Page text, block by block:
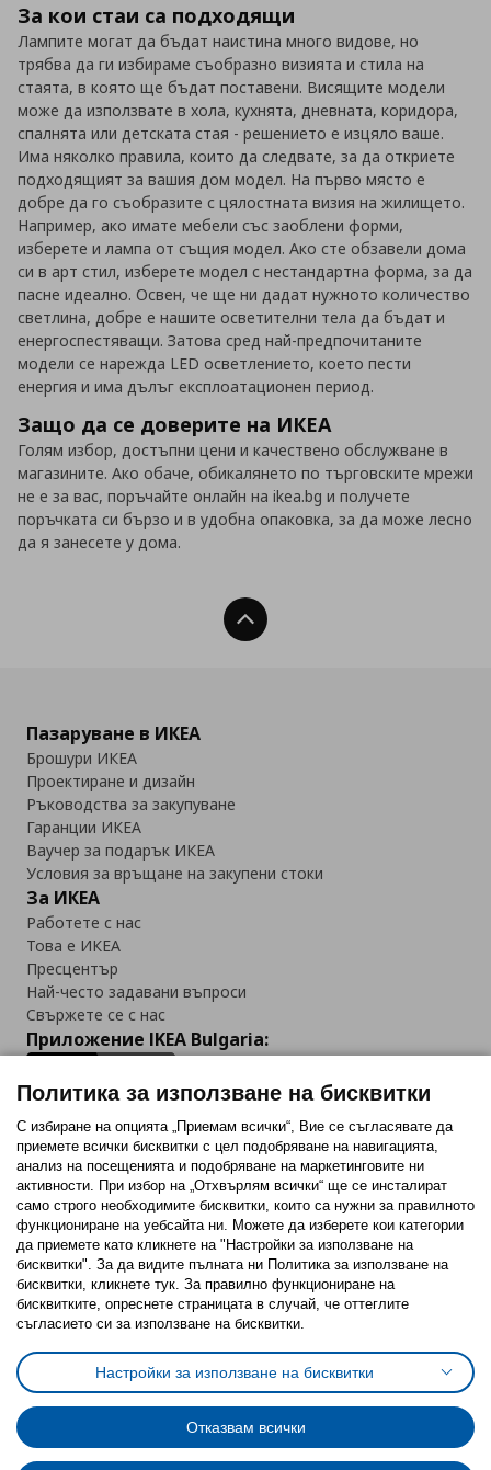
За кои стаи са подходящи
Лампите могат да бъдат наистина много видове, но
трябва да ги избираме съобразно визията и стила на
стаята, в която ще бъдат поставени. Висящите модели
може да използвате в хола, кухнята, дневната, коридора,
спалнята или детската стая - решението е изцяло ваше.
Има няколко правила, които да следвате, за да откриете
подходящият за вашия дом модел. На първо място е
добре да го съобразите с цялостната визия на жилището.
Например, ако имате мебели със заоблени форми,
изберете и лампа от същия модел. Ако сте обзавели дома
си в арт стил, изберете модел с нестандартна форма, за да
пасне идеално. Освен, че ще ни дадат нужното количество
светлина, добре е нашите осветителни тела да бъдат и
енергоспестяващи. Затова сред най-предпочитаните
модели се нарежда LED осветлението, което пести
енергия и има дълъг експлоатационен период.
Защо да се доверите на ИКЕА
Голям избор, достъпни цени и качествено обслужване в
магазините. Ако обаче, обикалянето по търговските мрежи
не е за вас, поръчайте онлайн на ikea.bg и получете
поръчката си бързо и в удобна опаковка, за да може лесно
да я занесете у дома.
Нагоре
Пазаруване в ИКЕА
Брошури ИКЕА
Проектиране и дизайн
Ръководства за закупуване
Гаранции ИКЕА
Ваучер за подарък ИКЕА
Условия за връщане на закупени стоки
За ИКЕА
Работете с нас
Това е ИКЕА
Пресцентър
Най-често задавани въпроси
Свържете се с нас
Приложение IKEA Bulgaria:
Последвайте ни:
FacebookTwitterYoutubePinterestInstagram
Политика за използване на бисквитки (Cookies)
Избор на настройки за използване на бисквитки
Условия за ползване на ikea.bgОбща политика за личните данни
Политика за защита на личните данни на ikea.bg
Общи условия на програма IKEA Family
Политика за защита на лични данни на програма IKEA Family
Политика за използване на бисквитки
С избиране на опцията „Приемам всички“, Вие се съгласявате да
приемете всички бисквитки с цел подобряване на навигацията,
анализ на посещенията и подобряване на маркетинговите ни
активности. При избор на „Отхвърлям всички“ ще се инсталират
само строго необходимитe бисквитки, които са нужни за правилното
функциониране на уебсайта ни. Можете да изберете кои категории
да приемете като кликнете на "Настройки за използване на
бисквитки". За да видите пълната ни Политика за използване на
бисквитки, кликнете тук. За правилно функциониране на
бисквитките, опреснете страницата в случай, че оттеглите
съгласието си за използване на бисквитки.
Настройки за използване на бисквитки
Отказвам всички